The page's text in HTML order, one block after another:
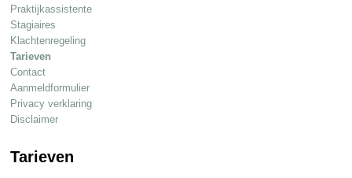
Praktijkassistente
Stagiaires
Klachtenregeling
Tarieven
Contact
Aanmeldformulier
Privacy verklaring
Disclaimer
Tarieven